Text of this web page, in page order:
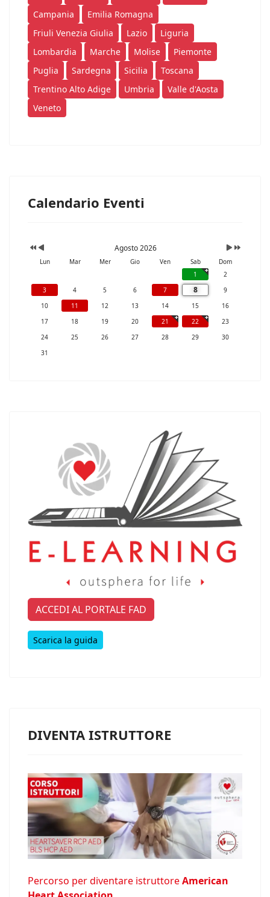
Campania
Emilia Romagna
Friuli Venezia Giulia
Lazio
Liguria
Lombardia
Marche Molise
Piemonte
Puglia
Sardegna Sicilia
Toscana
Trentino Alto Adige
Umbria
Valle d'Aosta
Veneto
Calendario Eventi
Agosto 2026
Lun Mar Mer Gio Ven Sab
Dom
1
2
3
4 5 6 7 8
9
10
11 12 13 14 15
16
17
18 19 20 21 22
23
24
25 26 27 28 29
30
31
ACCEDI AL PORTALE FAD
Scarica la guida
DIVENTA ISTRUTTORE
Percorso per diventare istruttoreAmerican